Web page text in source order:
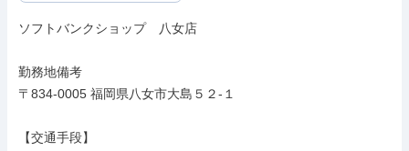
ソフトバンクショップ　八女店
勤務地備考
〒834-0005 福岡県八女市大島５２‐１
【交通手段】